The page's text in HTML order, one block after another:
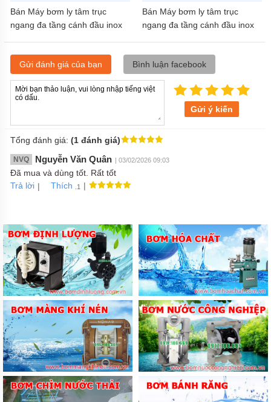
Bán Máy bơm ly tâm trục
ngang đa tầng cánh đầu inox
Bán Máy bơm ly tâm trục
ngang đa tầng cánh đầu inox
Gửi đánh giá của bạn Bình luận facebook
Gửi ý kiến
Tổng đánh giá: (1 đánh giá)
NVQ Nguyễn Văn Quân | 03/02/2026 09:03
Đã mua và dùng tốt. Rất tốt
Trả lời | Thích .1 |